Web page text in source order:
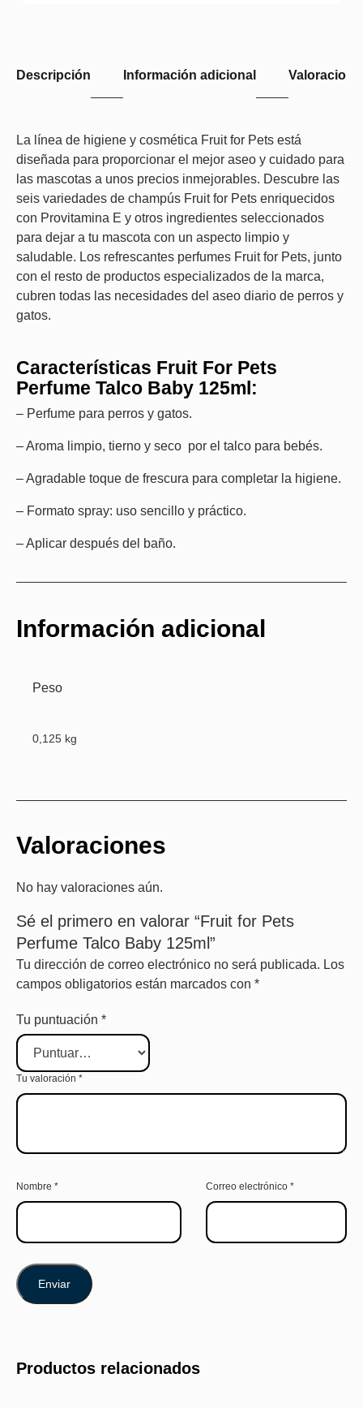
Descripción Información adicional
La línea de higiene y cosmética Fruit for Pets está
diseñada para proporcionar el mejor aseo y cuidado para
las mascotas a unos precios inmejorables. Descubre las
seis variedades de champús Fruit for Pets enriquecidos
con Provitamina E y otros ingredientes seleccionados
para dejar a tu mascota con un aspecto limpio y
saludable. Los refrescantes perfumes Fruit for Pets, junto
con el resto de productos especializados de la marca,
cubren todas las necesidades del aseo diario de perros y
gatos.
Características Fruit For Pets
Perfume Talco Baby 125ml:
– Perfume para perros y gatos.
– Aroma limpio, tierno y seco por el talco para bebés.
– Agradable toque de frescura para completar la higiene.
– Formato spray: uso sencillo y práctico.
– Aplicar después del baño.
Información adicional
Peso
0,125 kg
Valoraciones
No hay valoraciones aún.
Sé el primero en valorar “Fruit for Pets
Perfume Talco Baby 125ml”
Tu dirección de correo electrónico no será publicada. Los
campos obligatorios están marcados con *
Tu puntuación *
Tu valoración *
Nombre * Correo electrónico *
Productos relacionados